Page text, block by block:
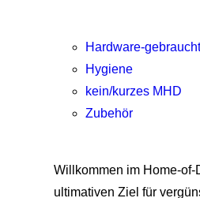
Hardware-gebraucht
Hygiene
kein/kurzes MHD
Zubehör
Willkommen im Home-of-
ultimativen Ziel für